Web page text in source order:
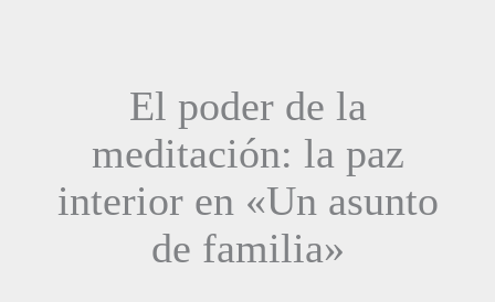
El poder de la
meditación: la paz
interior en «Un asunto
de familia»